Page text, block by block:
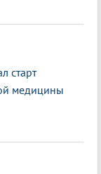
старт
медицины